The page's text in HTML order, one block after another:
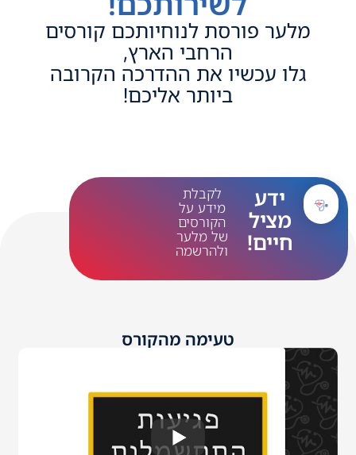
מלער פורסת לנוחיותכם קורסים
הרחבי הארץ,
גלו עכשיו את ההדרכה הקרובה
ביותר אליכם!
ידע
מציל
חיים!
לקבלת
מידע על
הקורסים
של מלער
ולהרשמה
טעימה מהקורס